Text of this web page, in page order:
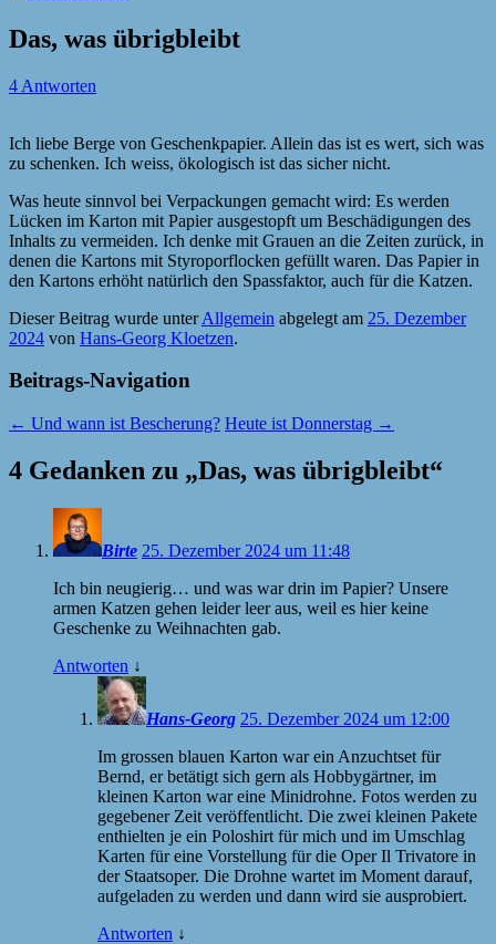
Das, was übrigbleibt
4 Antworten
Ich liebe Berge von Geschenkpapier. Allein das ist es wert, sich was
zu schenken. Ich weiss, ökologisch ist das sicher nicht.
Was heute sinnvol bei Verpackungen gemacht wird: Es werden
Lücken im Karton mit Papier ausgestopft um Beschädigungen des
Inhalts zu vermeiden. Ich denke mit Grauen an die Zeiten zurück, in
denen die Kartons mit Styroporflocken gefüllt waren. Das Papier in
den Kartons erhöht natürlich den Spassfaktor, auch für die Katzen.
Dieser Beitrag wurde unterAllgemein abgelegt am 25. Dezember
2024 von Hans-Georg Kloetzen.
Beitrags-Navigation
← Und wann ist Bescherung? Heute ist Donnerstag →
4 Gedanken zu „Das, was übrigbleibt“
Birte 25. Dezember 2024 um 11:48
Ich bin neugierig… und was war drin im Papier? Unsere
armen Katzen gehen leider leer aus, weil es hier keine
Geschenke zu Weihnachten gab.
Antworten ↓
Hans-Georg 25. Dezember 2024 um 12:00
Im grossen blauen Karton war ein Anzuchtset für
Bernd, er betätigt sich gern als Hobbygärtner, im
kleinen Karton war eine Minidrohne. Fotos werden zu
gegebener Zeit veröffentlicht. Die zwei kleinen Pakete
enthielten je ein Poloshirt für mich und im Umschlag
Karten für eine Vorstellung für die Oper Il Trivatore in
der Staatsoper. Die Drohne wartet im Moment darauf,
aufgeladen zu werden und dann wird sie ausprobiert.
Antworten ↓